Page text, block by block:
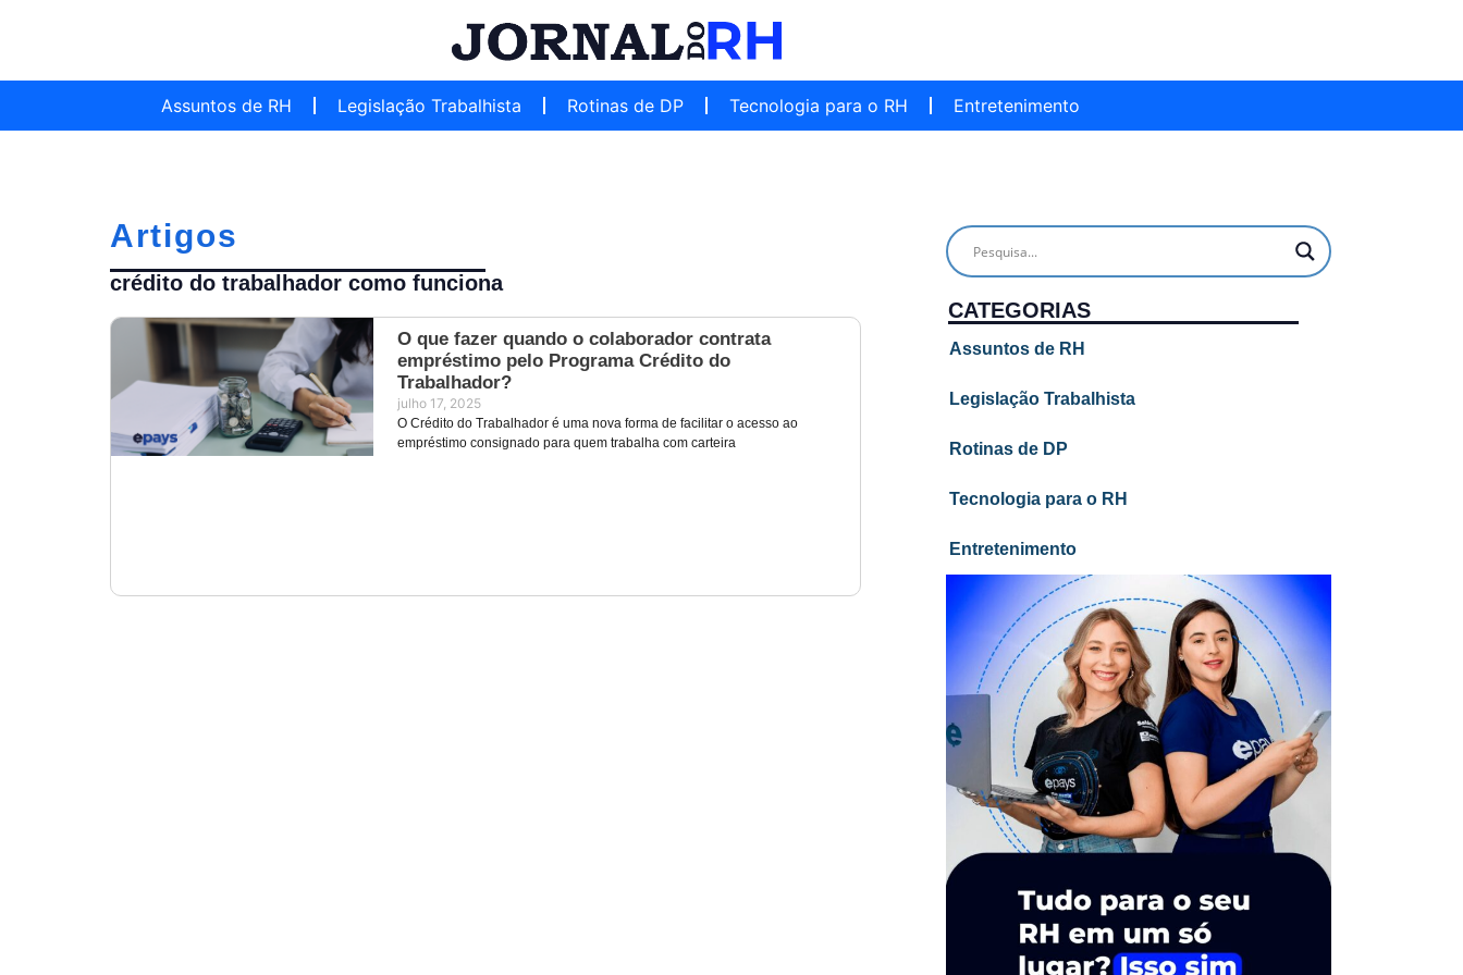
Assuntos de RH Legislação Trabalhista Rotinas de DP Tecnologia para o RH Entretenimento
Artigos
crédito do trabalhador como funciona
O que fazer quando o colaborador contrata
empréstimo pelo Programa Crédito do
Trabalhador?
julho 17, 2025
O Crédito do Trabalhador é uma nova forma de facilitar o acesso ao
empréstimo consignado para quem trabalha com carteira
CATEGORIAS
Assuntos de RH
Legislação Trabalhista
Rotinas de DP
Tecnologia para o RH
Entretenimento